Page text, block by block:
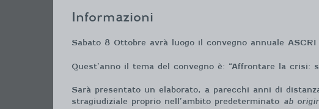
Informazioni
Sabato 8 Ottobre avrà luogo il convegno annuale
Quest’anno il tema del convegno è: “Affrontare la
Sarà presentato un elaborato, a parecchi anni di
stragiudiziale proprio nell’ambito predeterminato ab